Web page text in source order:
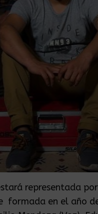
representada por
formada en el año